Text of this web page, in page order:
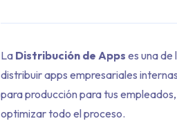
La Distribución de Apps es una
distribuir apps empresariales
para producción para tus
optimizar todo el proceso.